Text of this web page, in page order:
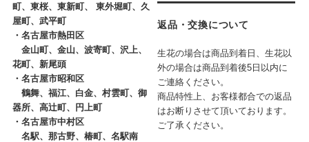
町、東桜、東新町、 東外堀町、久
屋町、武平町
・ 名古屋市熱田区
金山町、金山、波寄町、沢上、
花町、新尾頭
・ 名古屋市昭和区
鶴舞、福江、白金、村雲町、御
器所、高辻町、円上町
・ 名古屋市中村区
名駅、那古野、椿町、名駅南
返品・交換について
生花の場合は商品到着日、生花以
外の場合は商品到着後5日以内に
ご連絡ください。
商品特性上、お客様都合での返品
はお断りさせて頂いております。
ご了承ください。